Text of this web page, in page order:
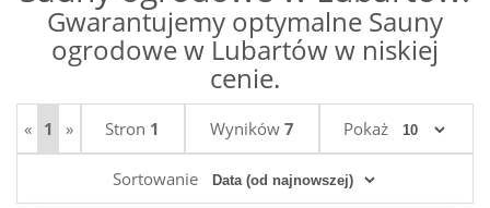
Gwarantujemy optymalne Sauny
ogrodowe w Lubartów w niskiej
cenie.
« 1 » Stron 1 Wyników 7 Pokaż
Sortowanie